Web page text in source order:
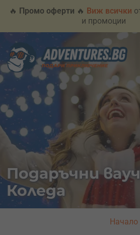
🔥 Промо оферти 🔥 Виж всички
и промоции
Подаръчни
Коледа
Начало